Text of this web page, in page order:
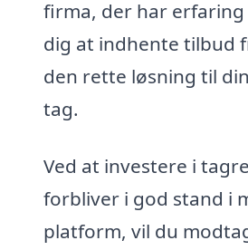
firma, der har
dig at indhente tilbud
den rette løsning til
tag.
Ved at investere i
forbliver i god stand i
platform, vil du